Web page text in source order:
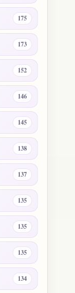
175
173
152
146
145
138
137
135
135
135
134